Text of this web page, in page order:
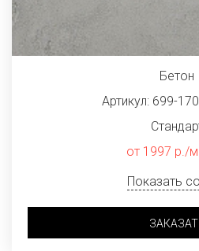
Бетон
Артикул: 699-
от 1997 р./
Показать